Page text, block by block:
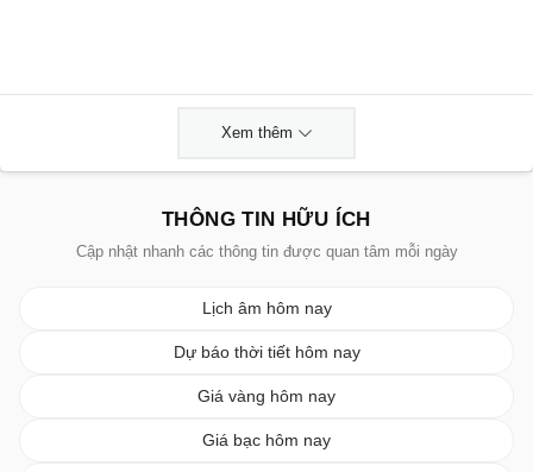
Xem thêm
THÔNG TIN HỮU ÍCH
Cập nhật nhanh các thông tin được quan tâm mỗi ngày
Lịch âm hôm nay
Dự báo thời tiết hôm nay
Giá vàng hôm nay
Giá bạc hôm nay